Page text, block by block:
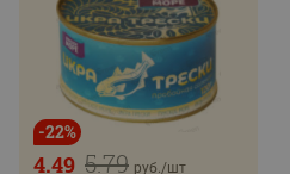
-22%
5.79
4.49 руб./шт